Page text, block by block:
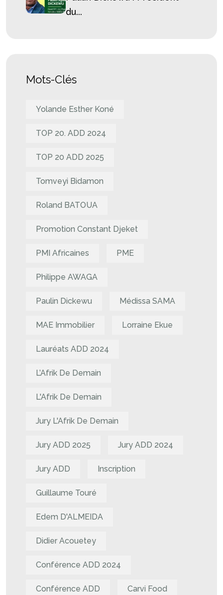
du...
Mots-Clés
Yolande Esther Koné
TOP 20. ADD 2024
TOP 20 ADD 2025
Tomveyi Bidamon
Roland BATOUA
Promotion Constant Djeket
PMI Africaines PME
Philippe AWAGA
Paulin Dickewu Médissa SAMA
MAE Immobilier Lorraine Ekue
Lauréats ADD 2024
L’Afrik De Demain
L'Afrik De Demain
Jury L'Afrik De Demain
Jury ADD 2025 Jury ADD 2024
Jury ADD Inscription
Guillaume Touré
Edem D'ALMEIDA
Didier Acouetey
Conférence ADD 2024
Conférence ADD Carvi Food